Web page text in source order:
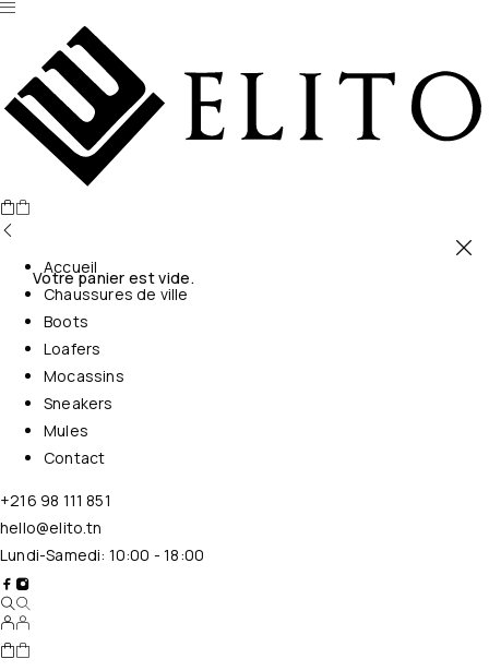
Votre panier est vide.
Accueil
Chaussures de ville
Boots
Loafers
Mocassins
Sneakers
Mules
Contact
+216 98 111 851
hello@elito.tn
Lundi-Samedi: 10:00 - 18:00